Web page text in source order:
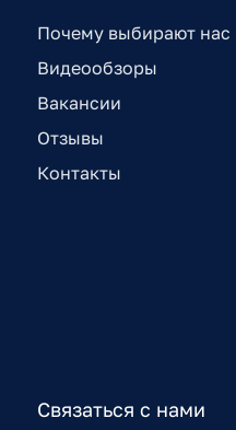
Почему выбирают нас
Видеообзоры
Вакансии
Отзывы
Контакты
Связаться с нами